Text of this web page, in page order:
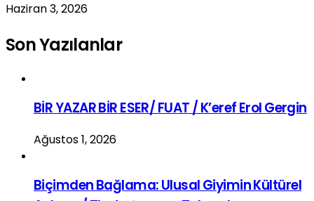
Haziran 3, 2026
Son Yazılanlar
BİR YAZAR BİR ESER/ FUAT / K’eref Erol Gergin
Ağustos 1, 2026
Biçimden Bağlama: Ulusal Giyimin Kültürel